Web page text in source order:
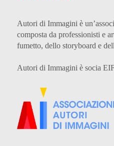
Autori di Immagini è
composta da professionisti e
fumetto, dello storyboard e
Autori di Immagini è socia